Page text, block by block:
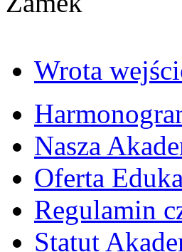
Wrota
Nasza
Oferta
Regulamin
Statut